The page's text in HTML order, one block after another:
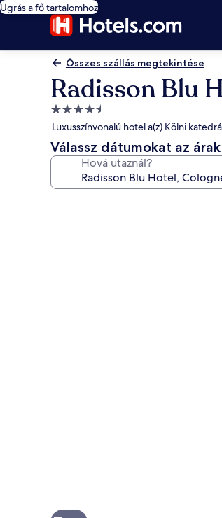
Ugrás a fő tartalomhoz
Összes szállás megtekintése
Radisson Blu
4.5
csillagos
szálláshely
Luxusszínvonalú hotel a(z) Kölni
Válassz dátumokat az
Hová utaznál?